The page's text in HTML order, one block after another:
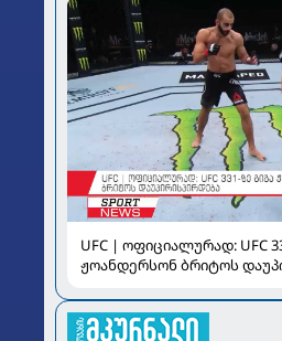
UFC | ოფიციალურად: UFC
ჟოანდერსონ ბრიტოს